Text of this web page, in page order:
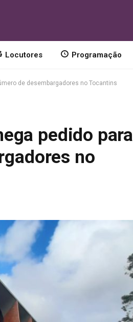
Locutores Programação
de desembargadores no Tocantins
pedido para
no